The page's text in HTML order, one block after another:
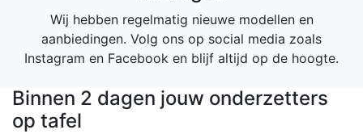
Wij hebben regelmatig nieuwe modellen en
aanbiedingen. Volg ons op social media zoals
Instagram en Facebook en blijf altijd op de hoogte.
Binnen 2 dagen jouw onderzetters
op tafel